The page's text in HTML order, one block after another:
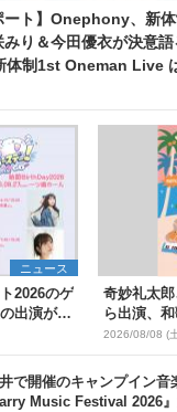
ート】Onephony、新
り＆今田優衣が決意語
制1st Oneman Live
ニュース
2026のゲ
出演が決
奇妙礼太
ら出演、
外イベント
2026』早
2026/08/08 (
で開催のキャンプイン
Music Festival 2026